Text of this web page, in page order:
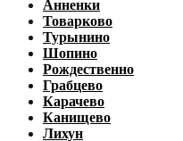
Анненки
Товарково
Турынино
Шопино
Рождественно
Грабцево
Карачево
Канищево
Лихун